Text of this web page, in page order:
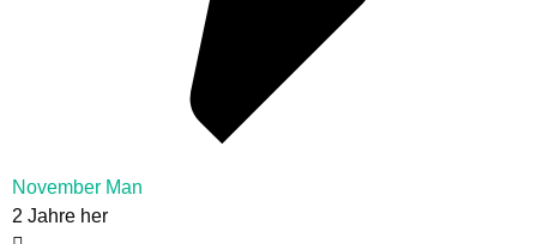
November Man
2 Jahre her